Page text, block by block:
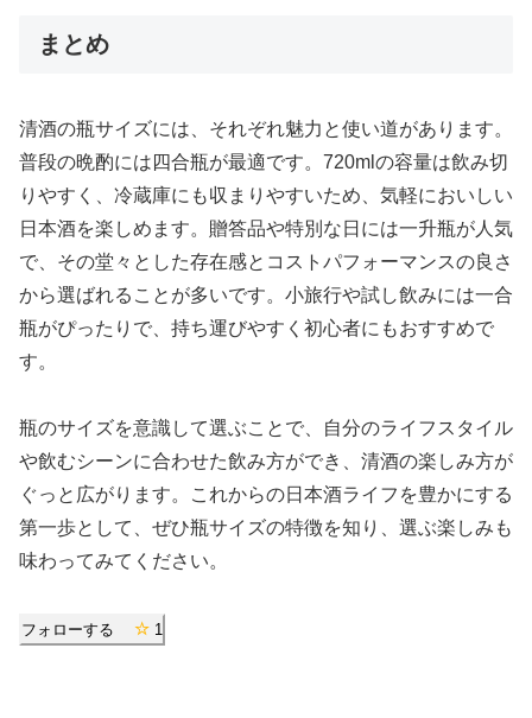
まとめ
清酒の瓶サイズには、それぞれ魅力と使い道があります。
普段の晩酌には四合瓶が最適です。720mlの容量は飲み切
りやすく、冷蔵庫にも収まりやすいため、気軽においしい
日本酒を楽しめます。贈答品や特別な日には一升瓶が人気
で、その堂々とした存在感とコストパフォーマンスの良さ
から選ばれることが多いです。小旅行や試し飲みには一合
瓶がぴったりで、持ち運びやすく初心者にもおすすめで
す。
瓶のサイズを意識して選ぶことで、自分のライフスタイル
や飲むシーンに合わせた飲み方ができ、清酒の楽しみ方が
ぐっと広がります。これからの日本酒ライフを豊かにする
第一歩として、ぜひ瓶サイズの特徴を知り、選ぶ楽しみも
味わってみてください。
フォローする 1